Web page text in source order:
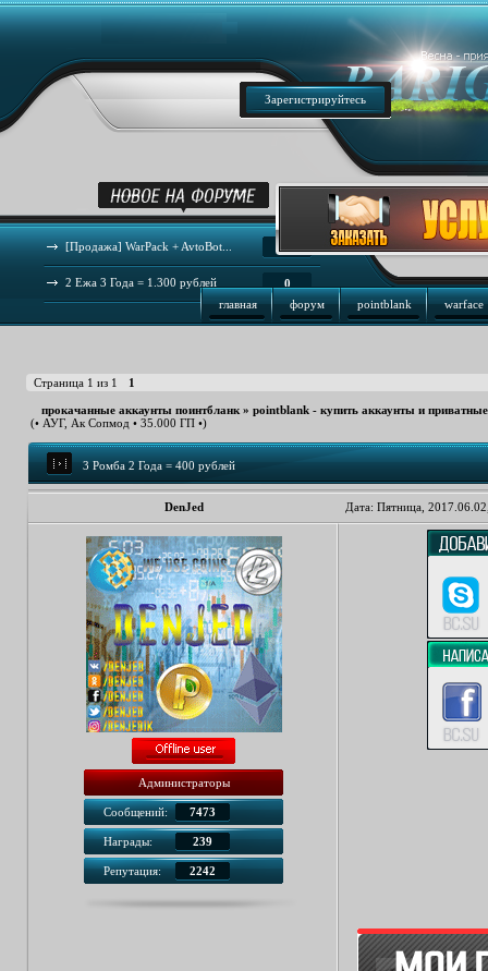
Зарегистрируйтесь
44
[Продажа] WarPack + AvtoBot...
0
2 Ежа 3 Года = 1.300 рублей
главная
форум pointblank warface
Страница 1 из 1 1
прокачанные аккаунты поинтбланк » pointblank - купить аккаунты и
(• АУГ, Ак Сопмод • 35.000 ГП •)
3 Ромба 2 Года = 400 рублей
DenJed Дата: Пятница,
Администраторы
Сообщений: 7473
Награды: 239
Репутация: 2242